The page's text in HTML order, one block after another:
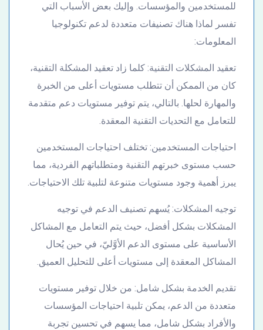
للمستخدمين والمؤسسات. وإليك بعض الأسباب التي
تفسر لماذا هناك تصنيفات متعددة لدعم تكنولوجيا
المعلومات:
تعقيد المشكلات التقنية: كلما زاد تعقيد المشكلة التقنية،
كان من الممكن أن تتطلب مستويات أعلى من الخبرة
والمهارة لحلها. بالتالي، يتم توفير مستويات دعم متقدمة
للتعامل مع التحديات التقنية المعقدة.
احتياجات المستخدمين: تختلف احتياجات المستخدمين
حسب مستوى خبرتهم التقنية ومتطلباتهم الفردية، مما
يبرز أهمية وجود مستويات متنوعة لتلبية تلك الاحتياجات.
توجيه المشكلات: يُسهم تصنيف الدعم في توجيه
المشكلات بشكل أفضل، حيث يتم التعامل مع المشاكل
الأساسية على مستوى الدعم الأوَّليّ، في حين يُحال
المشاكل المعقدة إلى مستويات أعلى للتحليل العميق.
تقديم الخدمة بشكل شامل: من خلال توفير مستويات
متعددة من الدعم، يمكن تلبية احتياجات المؤسسات
والأفراد بشكل شامل، مما يسهم في تحسين تجربة